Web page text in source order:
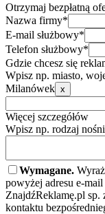
Otrzymaj bezpłatną
Nazwa firmy*
E-mail służbowy*
Telefon służbowy*
Gdzie chcesz się
Wpisz np. miasto,
Milanówek x
Więcej szczegółów
Wpisz np. rodzaj
Wymagane.
powyżej adresu e-
ZnajdźReklamę.pl sp.
kontaktu